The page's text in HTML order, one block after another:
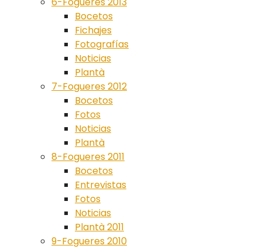
Bocetos
Fichajes
Fotografías
Noticias
Plantà
7-Fogueres 2012
Bocetos
Fotos
Noticias
Plantà
8-Fogueres 2011
Bocetos
Entrevistas
Fotos
Noticias
Plantà 2011
9-Fogueres 2010